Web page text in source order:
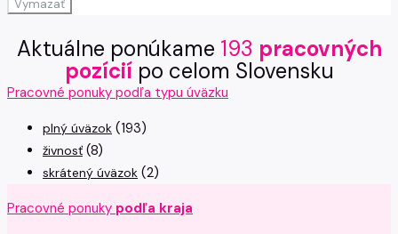
Vymazať
Aktuálne ponúkame 193 pracovných
pozícií po celom Slovensku
Pracovné ponuky podľa typu úväzku
plný úväzok (193)
živnosť (8)
skrátený úväzok (2)
Pracovné ponuky podľa kraja